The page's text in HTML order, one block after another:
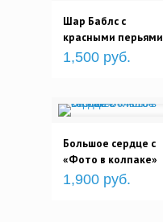
Шар Баблс с
красными перьями
1,500 руб.
Большое сердце с
«Фото в колпаке»
1,900 руб.